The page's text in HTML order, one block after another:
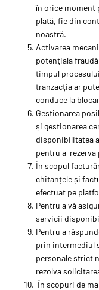
în orice moment
plată, fie din
noastră.
Activarea
potențiala
timpul
tranzacția ar
conduce la
Gestionarea
și gestionarea
disponibilitatea
pentru a
În scopul
chitanțele și
efectuat pe
Pentru a vă
servicii
Pentru a
prin intermediul
personale strict
rezolva
În scopuri de